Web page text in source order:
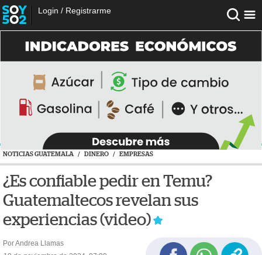
Login / Registrarme
NOTICIAS GUATEMALA / DINERO / EMPRESAS
¿Es confiable pedir en Temu?
Guatemaltecos revelan sus
experiencias (video)
Por Andrea Llamas